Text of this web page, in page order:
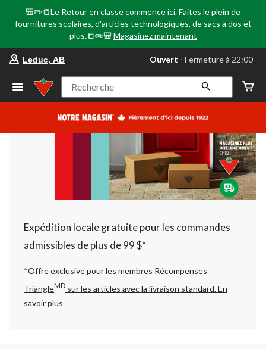
🎒✏️📒Le Retour en classe commence ici. Faites le plein de
fournitures scolaires, d'articles technologiques, de sacs à dos et
plus.📒✏️🎒 Magasinez maintenant
votre
préféré
Leduc,
AB,
courament
Fermeture
à
22:00
cliquer
pour
changer
Leduc, AB Ouvert ⋅ Fermeture à 22:00
Recherche
Expédition locale gratuite pour les commandes
admissibles de plus de 99 $*
*Offre exclusive pour les membres Récompenses
TriangleMD sur les articles avec la livraison standard.En
savoir plus